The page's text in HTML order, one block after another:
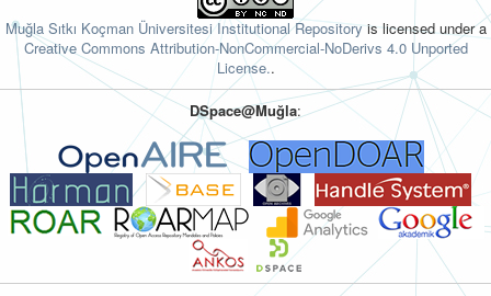
Muğla Sıtkı Koçman Üniversitesi Institutional Repository is licensed under a
Creative Commons Attribution-NonCommercial-NoDerivs 4.0 Unported
License..
DSpace@Muğla: